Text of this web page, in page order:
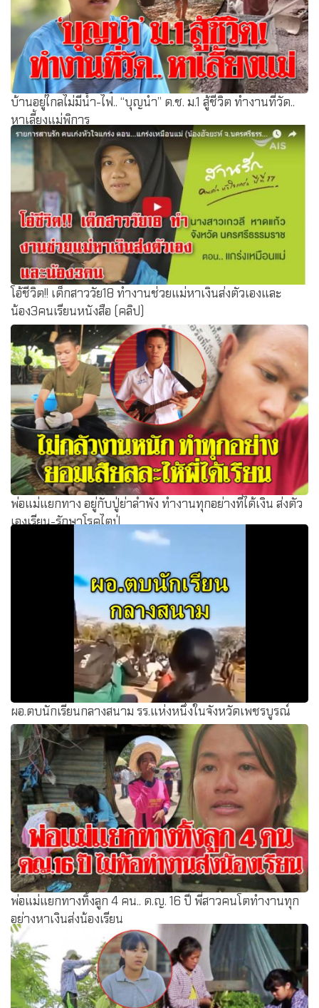
บ้านอยู่ไกลไม่มีน้ำ-ไฟ.. “บุญนำ” ด.ช. ม.1 สู้ชีวิต ทำงานที่วัด..
หาเลี้ยงแม่พิการ
โอ้ชีวิต!! เด็กสาววัย18 ทำงานช่วยแม่หาเงินส่งตัวเองและ
น้อง3คนเรียนหนังสือ (คลิป)
พ่อแม่แยกทาง อยู่กับปู่ย่าลำพัง ทำงานทุกอย่างที่ได้เงิน ส่งตัว
เองเรียน-รักษาโรคไตปู่
ผอ.ตบนักเรียนกลางสนาม รร.แห่งหนึ่งในจังหวัดเพชรบูรณ์
พ่อแม่แยกทางทิ้งลูก 4 คน.. ด.ญ. 16 ปี พี่สาวคนโตทำงานทุก
อย่างหาเงินส่งน้องเรียน